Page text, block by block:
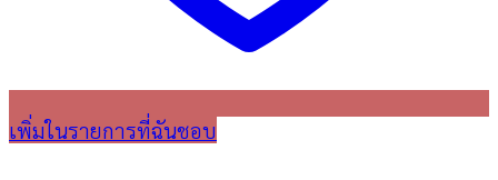
เพิ่มในรายการที่ฉันชอบ